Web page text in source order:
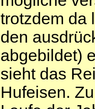
trotzdem da
den
abgebildet)
sieht das
Hufeisen.